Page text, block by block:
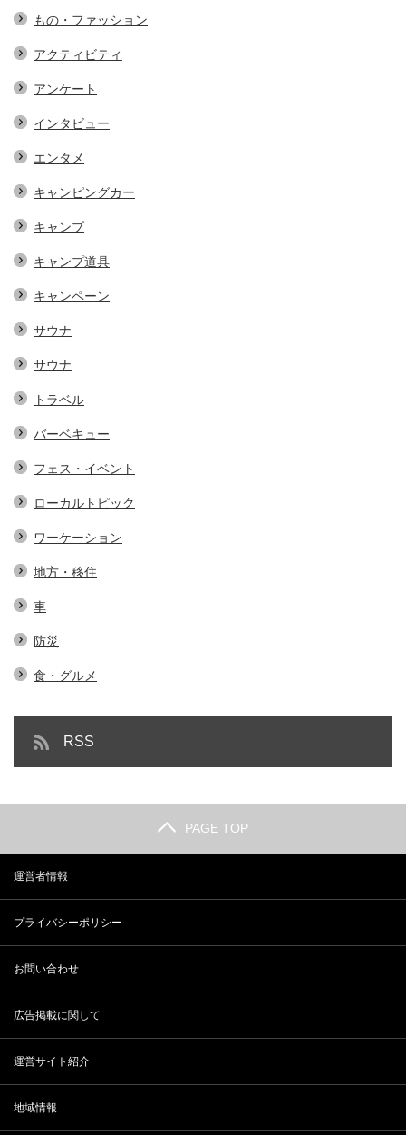
もの・ファッション
アクティビティ
アンケート
インタビュー
エンタメ
キャンピングカー
キャンプ
キャンプ道具
キャンペーン
サウナ
サウナ
トラベル
バーベキュー
フェス・イベント
ローカルトピック
ワーケーション
地方・移住
車
防災
食・グルメ
RSS
PAGE TOP
運営者情報
プライバシーポリシー
お問い合わせ
広告掲載に関して
運営サイト紹介
地域情報